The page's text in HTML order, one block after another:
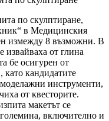
по скулптиране,
в Медицинския
измежду 8 възможни. В
извайваха от глина
бе осигурен от
кандидатите
инструменти,
от квесторите.
макетът се
включително и